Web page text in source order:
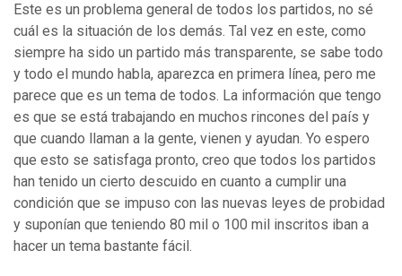
Este es un problema general de todos los partidos, no sé
cuál es la situación de los demás. Tal vez en este, como
siempre ha sido un partido más transparente, se sabe todo
y todo el mundo habla, aparezca en primera línea, pero me
parece que es un tema de todos. La información que tengo
es que se está trabajando en muchos rincones del país y
que cuando llaman a la gente, vienen y ayudan. Yo espero
que esto se satisfaga pronto, creo que todos los partidos
han tenido un cierto descuido en cuanto a cumplir una
condición que se impuso con las nuevas leyes de probidad
y suponían que teniendo 80 mil o 100 mil inscritos iban a
hacer un tema bastante fácil.